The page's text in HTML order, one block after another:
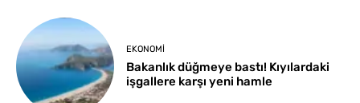
EKONOMI
Bakanlık düğmeye bastı! Kıyılardaki
işgallere karşı yeni hamle